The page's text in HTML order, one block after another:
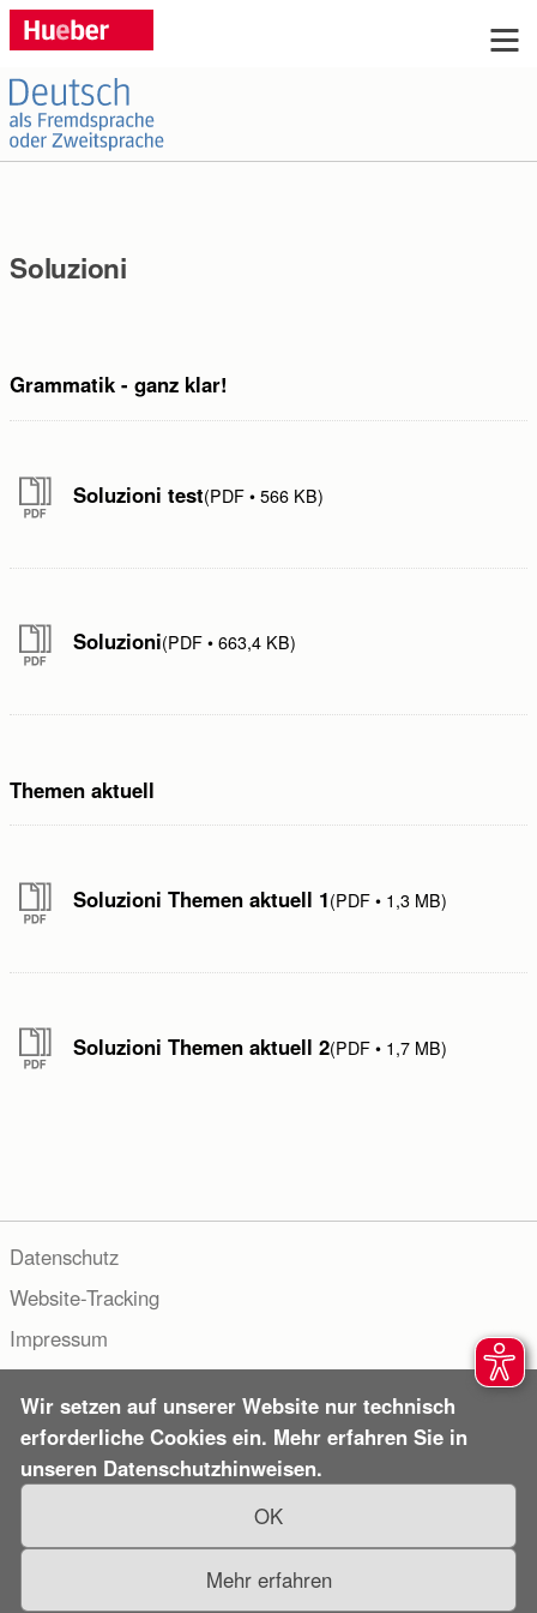
Wir setzen auf unserer Website nur technisch
erforderliche Cookies ein. Mehr erfahren Sie in
unseren Datenschutzhinweisen.
OK
Mehr erfahren
Soluzioni
Grammatik - ganz klar!
Soluzioni test PDF 566 KB
Soluzioni PDF 663,4 KB
Themen aktuell
Soluzioni Themen aktuell 1 PDF 1,3 MB
Soluzioni Themen aktuell 2 PDF 1,7 MB
Datenschutz
Website-Tracking
Impressum
Copyright © 2000–2026 Hueber Verlag. Alle Rechte
vorbehalten.
Sie haben Fragen?
Sig.ra
Sig ohne
Cognome:
E-Mail wiederholen:
Telefono:
Messaggio: